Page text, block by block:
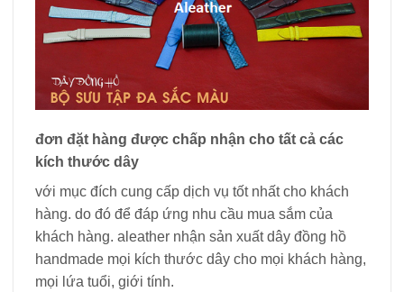
đơn đặt hàng được chấp nhận cho tất cả các
kích thước dây
với mục đích cung cấp dịch vụ tốt nhất cho khách
hàng. do đó để đáp ứng nhu cầu mua sắm của
khách hàng. aleather nhận sản xuất dây đồng hồ
handmade mọi kích thước dây cho mọi khách hàng,
mọi lứa tuổi, giới tính.